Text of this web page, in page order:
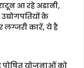
आ रहे अडानी,
के
कारें, ये है
पोषित योजनाओं को